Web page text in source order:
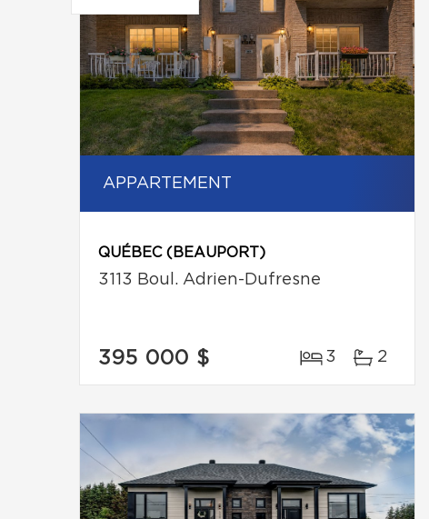
APPARTEMENT
QUÉBEC (BEAUPORT)
3113 Boul. Adrien-Dufresne
395 000 $ 3 2